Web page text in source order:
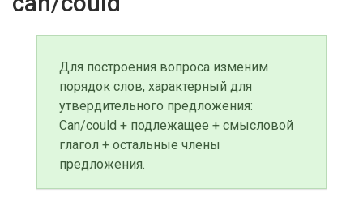
Для построения вопроса изменим
порядок слов, характерный для
утвердительного предложения:
Can/could + подлежащее + смысловой
глагол + остальные члены
предложения.